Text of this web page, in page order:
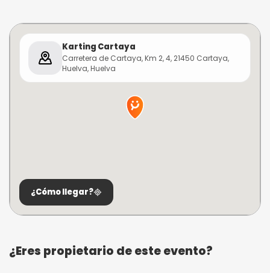
Karting Cartaya
Carretera de Cartaya, Km 2, 4, 21450 Cartaya,
Huelva, Huelva
¿Cómo llegar?
¿Eres propietario de este evento?